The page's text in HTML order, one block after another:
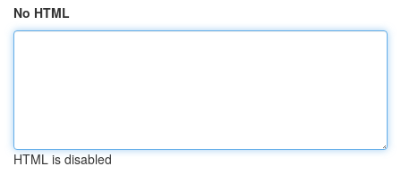
No HTML
HTML is disabled